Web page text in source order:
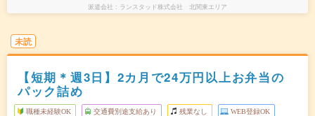
派遣会社 ランスタッド株式会社 北関東エリア
未読
【短期＊週3日】2カ月で24万円以上お弁当の
パック詰め
職種未経験OK 交通費別途支給あり 残業なし WEB登録OK